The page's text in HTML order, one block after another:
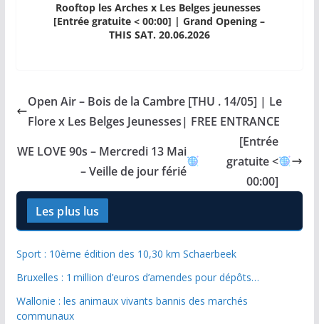
Rooftop les Arches x Les Belges jeunesses
[Entrée gratuite < 00:00] | Grand Opening –
THIS SAT. 20.06.2026
Open Air – Bois de la Cambre [THU . 14/05] | Le
Flore x Les Belges Jeunesses| FREE ENTRANCE
WE LOVE 90s – Mercredi 13 Mai
– Veille de jour férié
[Entrée
gratuite <
00:00]
Les plus lus
Sport : 10ème édition des 10,30 km Schaerbeek
Bruxelles : 1 million d’euros d’amendes pour dépôts…
Wallonie : les animaux vivants bannis des marchés
communaux